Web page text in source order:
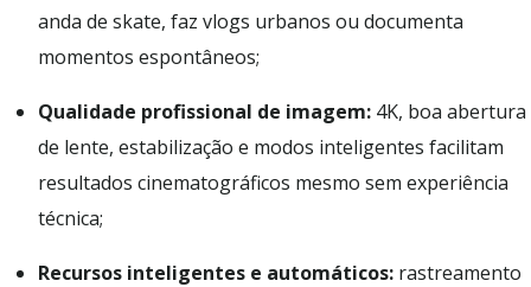
anda de skate, faz vlogs urbanos ou documenta
momentos espontâneos;
Qualidade profissional de imagem: 4K, boa abertura
de lente, estabilização e modos inteligentes facilitam
resultados cinematográficos mesmo sem experiência
técnica;
Recursos inteligentes e automáticos: rastreamento